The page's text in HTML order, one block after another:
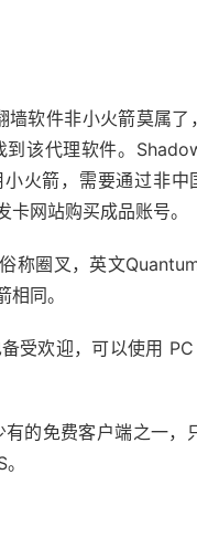
墙软件非小火箭莫属
该代理软件。
火箭，需要通过非
网站购买成品账号。
称圈叉，英文
同。
受欢迎，可以使用
的免费客户端之一，